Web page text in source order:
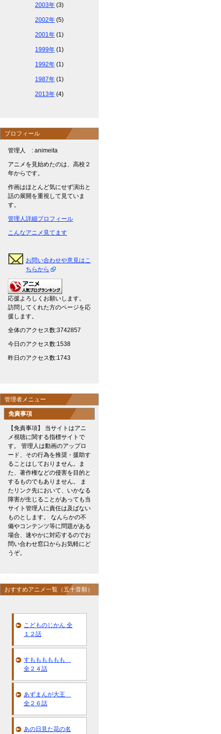
2003年 (3)
2002年 (5)
2001年 (1)
1999年 (1)
1992年 (1)
1987年 (1)
2013年 (4)
プロフィール
管理人 : animeita
アニメを見始めたのは、高校２
年からです。
作画はほとんど気にせず演出と
話の展開を重視して見ていま
す。
管理人詳細プロフィール
こんなアニメ見てます
お問い合わせや意見はこ
ちらから
応援よろしくお願いします。
訪問してくれた方のページを応
援します。
全体のアクセス数:3742857
今日のアクセス数:1538
昨日のアクセス数:1743
管理者メニュー
免責事項
【免責事項】 当サイトはアニ
メ視聴に関する指標サイトで
す。 管理人は動画のアップロ
ード、その行為を推奨・援助す
ることはしておりません。ま
た、著作権などの侵害を目的と
するものでもありません。 ま
たリンク先において、いかなる
障害が生じることがあっても当
サイト管理人に責任は及ばない
ものとします。 なんらかの不
備やコンテンツ等に問題がある
場合、速やかに対応するのでお
問い合わせ窓口からお気軽にど
うぞ。
おすすめアニメ一覧（五十音順）
こどものじかん 全
１２話
すもももももも
全２４話
あずまんが大王
全２６話
あの日見た花の名